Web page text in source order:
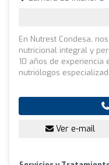
En Nutrest Condesa,
nutricional integral y
10 años de experiencia
nutriólogos
Ver e-mail